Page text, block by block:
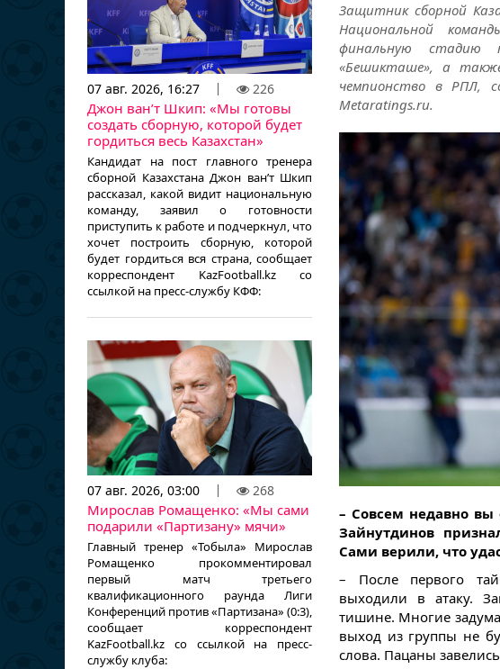
07 авг. 2026, 16:27 226
Джон ван’т Шкип: «Мы готовы
создать сборную, которой будет
гордиться весь Казахстан»
Кандидат на пост главного тренера
сборной Казахстана Джон ван’т Шкип
рассказал, какой видит национальную
команду, заявил о готовности
приступить к работе и подчеркнул, что
хочет построить сборную, которой
будет гордиться вся страна, сообщает
корреспондент KazFootball.kz со
ссылкой на пресс-службу КФФ:
07 авг. 2026, 03:00 268
Мирослав Ромащенко: «Мы сами
подарили «Партизану» мячи»
Главный тренер «Тобыла» Мирослав
Ромащенко прокомментировал
первый матч третьего
квалификационного раунда Лиги
Конференций против «Партизана» (0:3),
сообщает корреспондент
KazFootball.kz со ссылкой на пресс-
службу клуба:
Защитник сборной
Национальной
финальную стадию
«Бешикташе», а
чемпионство в РПЛ,
Metaratings.ru.
– Совсем недавно
Зайнутдинов
Сами верили, что
– После первого
выходили в атаку.
тишине. Многие
выход из группы не
слова. Пацаны